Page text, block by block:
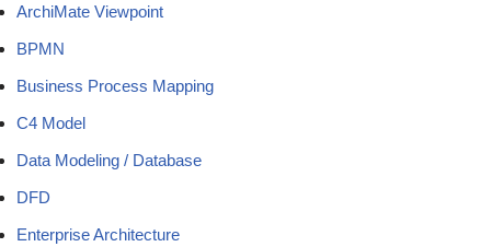
ArchiMate Viewpoint
BPMN
Business Process Mapping
C4 Model
Data Modeling / Database
DFD
Enterprise Architecture